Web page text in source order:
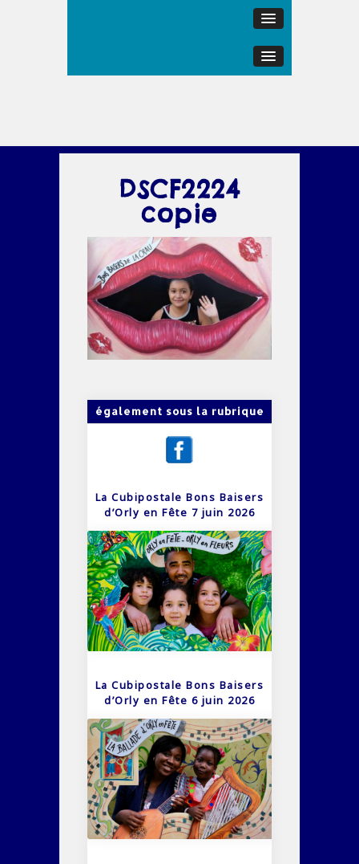
DSCF2224
copie
également sous la rubrique
La Cubipostale Bons Baisers
d’Orly en Fête 7 juin 2026
La Cubipostale Bons Baisers
d’Orly en Fête 6 juin 2026